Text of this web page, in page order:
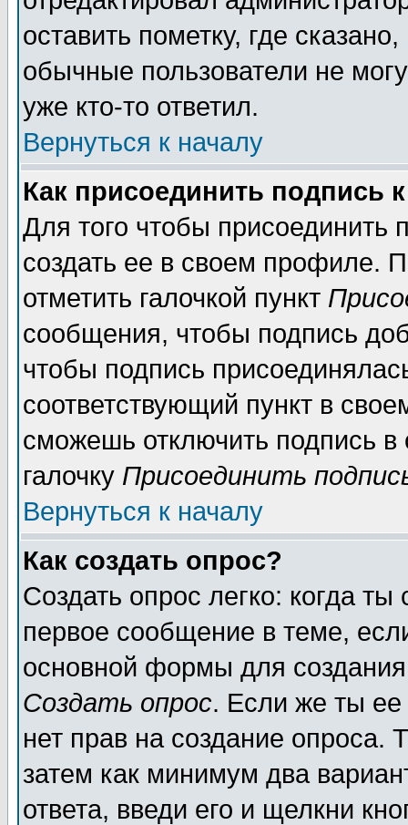
оставить пометку, где
обычные пользователи не
уже кто-то ответил.
Вернуться к началу
Как присоединить подпись
Для того чтобы присоединить
создать ее в своем профиле.
отметить галочкой пункт
сообщения, чтобы подпись
чтобы подпись
соответствующий пункт в
сможешь отключить подпись
галочку Присоединить
Вернуться к началу
Как создать опрос?
Создать опрос легко: когда
первое сообщение в теме,
основной формы для
Создать опрос. Если же ты ее
нет прав на создание опроса.
затем как минимум два
ответа, введи его и щелкни